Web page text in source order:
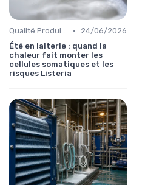
Qualité Produits •
24/06/2026
Été en laiterie : quand la
chaleur fait monter les
cellules somatiques et les
risques Listeria